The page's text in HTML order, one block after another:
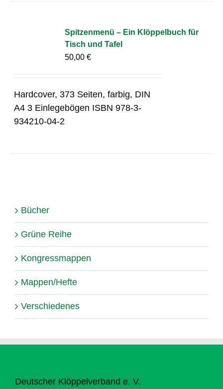
Spitzenmenü – Ein Klöppelbuch für
Tisch und Tafel
50,00€
Hardcover, 373 Seiten, farbig, DIN
A4 3 Einlegebögen ISBN 978-3-
934210-04-2
Bücher
Grüne Reihe
Kongressmappen
Mappen/Hefte
Verschiedenes
Deutscher Klöppelverband e. V.